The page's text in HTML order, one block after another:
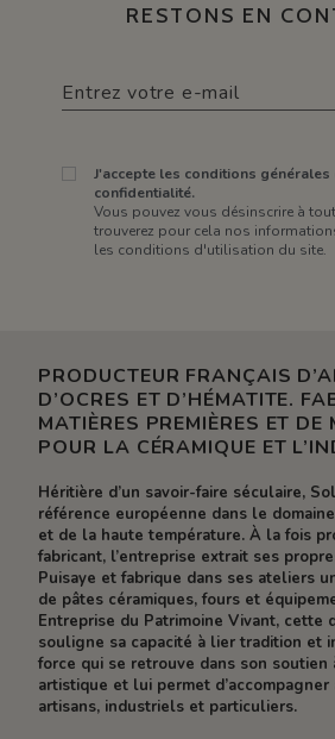
RESTONS EN
J'accepte les conditions
confidentialité.
Vous pouvez vous désinscrire à
trouverez pour cela nos
les conditions d'utilisation du site.
PRODUCTEUR FRANÇAIS
D’OCRES ET D’HÉMATITE.
MATIÈRES PREMIÈRES ET DE
POUR LA CÉRAMIQUE ET
Héritière d’un savoir-faire séculaire,
référence européenne dans le
et de la haute température. À la fois
fabricant, l’entreprise extrait ses
Puisaye et fabrique dans ses ateliers
de pâtes céramiques, fours et
Entreprise du Patrimoine Vivant, cette
souligne sa capacité à lier tradition et
force qui se retrouve dans son soutien
artistique et lui permet
artisans, industriels et particuliers.